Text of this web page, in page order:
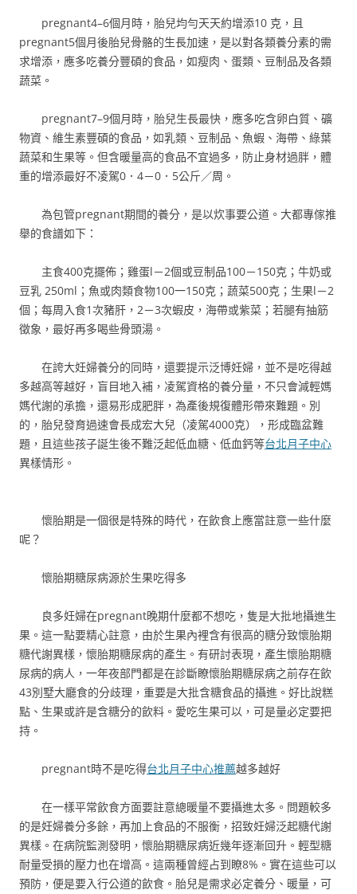
pregnant4–6個月時，胎兒均勻天天約增添10 克，且
pregnant5個月後胎兒骨骼的生長加速，是以對各類養分素的需
求增添，應多吃養分豐碩的食品，如瘦肉、蛋類、豆制品及各類
蔬菜。
pregnant7–9個月時，胎兒生長最快，應多吃含卵白質、礦
物資、維生素豐碩的食品，如乳類、豆制品、魚蝦、海帶、綠葉
蔬菜和生果等。但含暖量高的食品不宜過多，防止身材過胖，體
重的增添最好不凌駕0．4－0．5公斤／周。
為包管pregnant期間的養分，是以炊事要公道。大都專傢推
舉的食譜如下：
主食400克擺佈；雞蛋l－2個或豆制品100－150克；牛奶或
豆乳 250ml；魚或肉類食物100一150克；蔬菜500克；生果l－2
個；每周入食1次豬肝，2－3次蝦皮，海帶或紫菜；若腿有抽筋
徵象，最好再多喝些骨頭湯。
在誇大妊婦養分的同時，還要提示泛博妊婦，並不是吃得越
多越高等越好，盲目地入補，凌駕資格的養分量，不只會減輕媽
媽代謝的承擔，還易形成肥胖，為產後規復體形帶來難題。別
的，胎兒發育過速會長成宏大兒（凌駕4000克），形成臨盆難
題，且這些孩子誕生後不難泛起低血糖、低血鈣等台北月子中心
異樣情形。
懷胎期是一個很是特殊的時代，在飲食上應當註意一些什麼
呢？
懷胎期糖尿病源於生果吃得多
良多妊婦在pregnant晚期什麼都不想吃，隻是大批地攝進生
果。這一點要精心註意，由於生果內裡含有很高的糖分致懷胎期
糖代謝異樣，懷胎期糖尿病的產生。有研討表現，產生懷胎期糖
尿病的病人，一年夜部門都是在診斷瞭懷胎期糖尿病之前存在飲
43別墅大廳食的分歧理，重要是大批含糖食品的攝進。好比說糕
點、生果或許是含糖分的飲料。愛吃生果可以，可是量必定要把
持。
pregnant時不是吃得台北月子中心推薦越多越好
在一樣平常飲食方面要註意總暖量不要攝進太多。問題較多
的是妊婦養分多餘，再加上食品的不服衡，招致妊婦泛起糖代謝
異樣。在病院監測發明，懷胎期糖尿病近幾年逐漸回升。輕型糖
耐量受損的壓力也在增高。這兩種曾經占到瞭8%。實在這些可以
預防，便是要入行公道的飲食。胎兒是需求必定養分、暖量，可